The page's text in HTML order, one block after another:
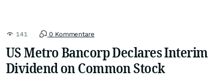
141 0 Kommentare
US Metro Bancorp Declares Interim
Dividend on Common Stock